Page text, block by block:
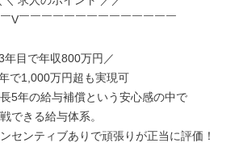
V￣￣￣￣￣￣￣￣￣￣￣￣￣￣
年目で年収800万円／
5年の給与補償という安心感の中で
できる給与体系。
センティブありで頑張りが正当に評価！